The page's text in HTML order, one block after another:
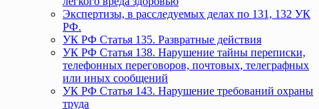
Экспертизы, в расследуемых делах по 131, 132 УК
РФ.
УК РФ Статья 135. Развратные действия
УК РФ Статья 138. Нарушение тайны переписки,
телефонных переговоров, почтовых, телеграфных
или иных сообщений
УК РФ Статья 143. Нарушение требований охраны
труда